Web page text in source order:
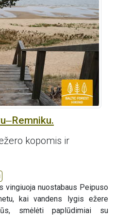
kopomis ir
vingiuoja nuostabaus Peipuso
kai vandens lygis ežere
smėlėti paplūdimiai su